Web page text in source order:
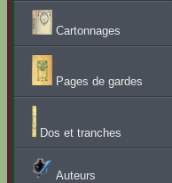
Cartonnages
Pages de gardes
Dos et tranches
Auteurs